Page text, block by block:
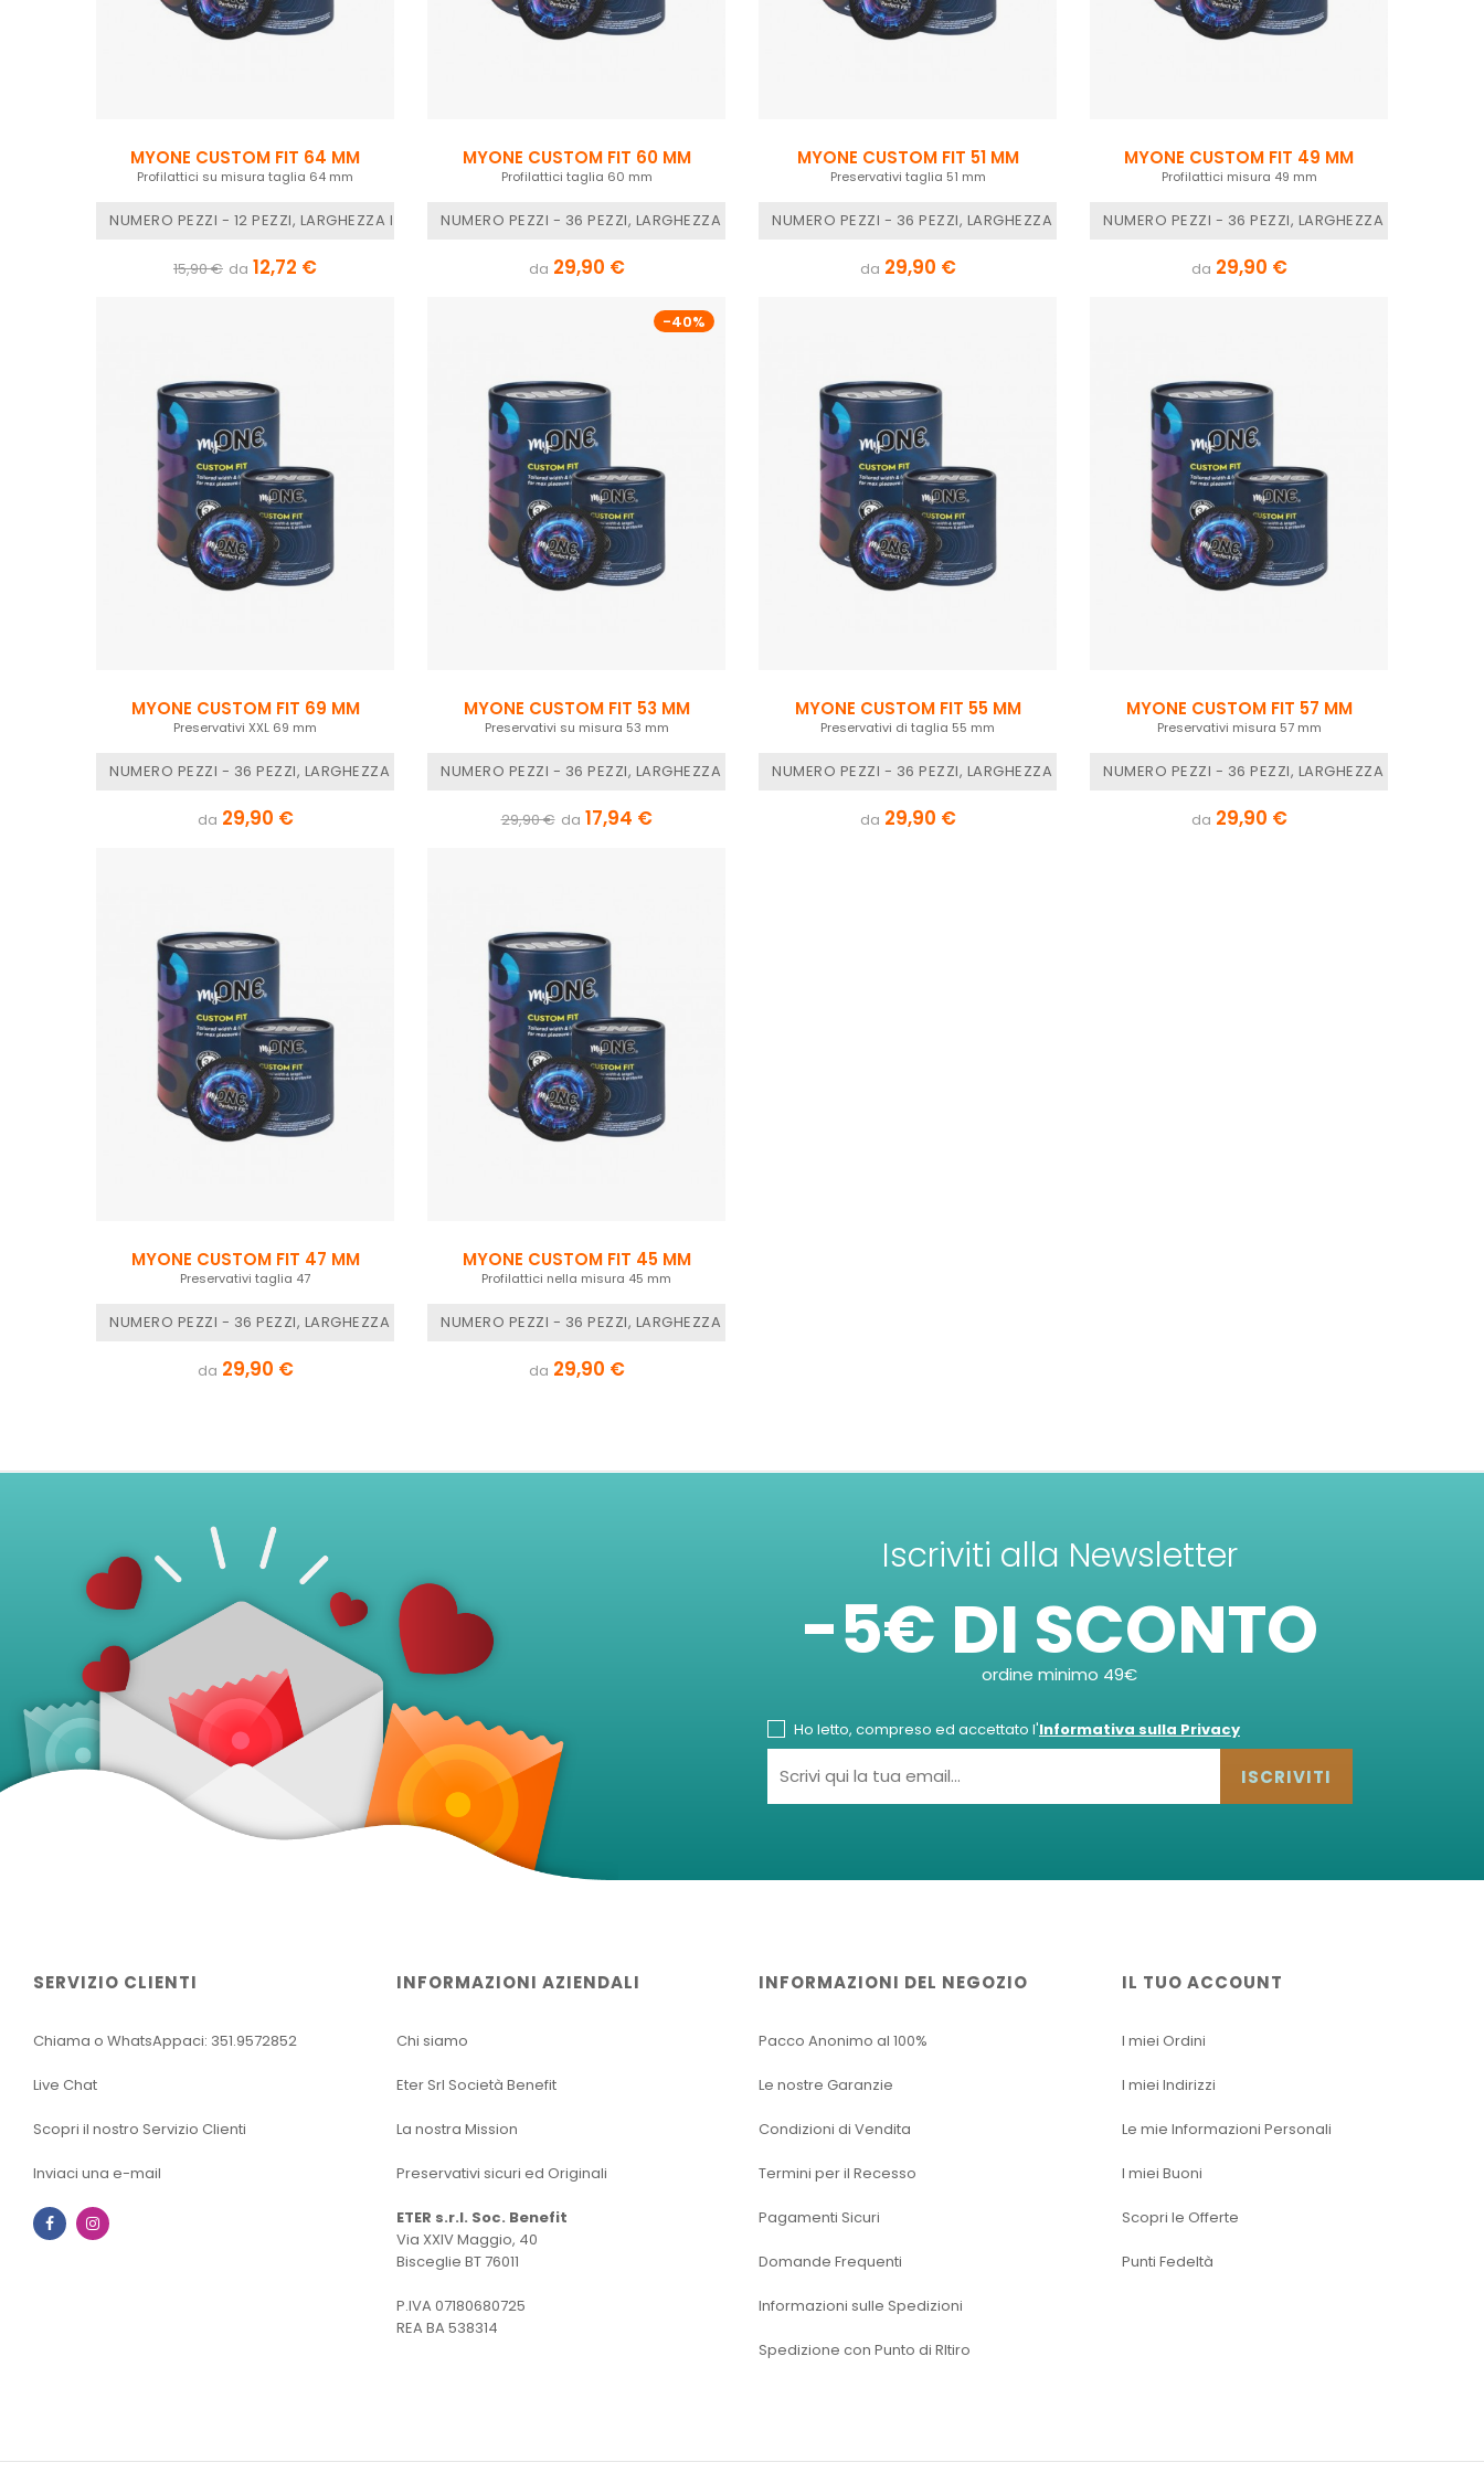
MYONE CUSTOM FIT 64 MM
Profilattici su misura taglia 64 mm
NUMERO PEZZI - 12 PEZZI, LARGHEZZA NOMINALE - 64 MM, MYONE MISURE - K LUNGHEZZA 207 MM
15,90 € da 12,72 €
MYONE CUSTOM FIT 60 MM
Profilattici taglia 60 mm
NUMERO PEZZI - 36 PEZZI, LARGHEZZA NOMINALE - 60 MM, MYONE MISURE - E LUNGHEZZA 144 MM
da 29,90 €
MYONE CUSTOM FIT 51 MM
Preservativi taglia 51 mm
NUMERO PEZZI - 36 PEZZI, LARGHEZZA NOMINALE - 51 MM, MYONE MISURE - H LUNGHEZZA 181 MM
da 29,90 €
MYONE CUSTOM FIT 49 MM
Profilattici misura 49 mm
NUMERO PEZZI - 36 PEZZI, LARGHEZZA NOMINALE
da 29,90 €
MYONE CUSTOM FIT 69 MM
Preservativi XXL 69 mm
NUMERO PEZZI - 36 PEZZI, LARGHEZZA NOMINALE - 69 MM, MYONE MISURE - M LUNGHEZZA 235 MM
da 29,90 €
-40%
MYONE CUSTOM FIT 53 MM
Preservativi su misura 53 mm
NUMERO PEZZI - 36 PEZZI, LARGHEZZA NOMINALE - 53 MM, MYONE MISURE - C LUNGHEZZA 120 MM
29,90 € da 17,94 €
MYONE CUSTOM FIT 55 MM
Preservativi di taglia 55 mm
NUMERO PEZZI - 36 PEZZI, LARGHEZZA NOMINALE - 55 MM, MYONE MISURE - J LUNGHEZZA 194
da 29,90 €
MYONE CUSTOM FIT 57 MM
Preservativi misura 57 mm
NUMERO PEZZI - 36 PEZZI, LARGHEZZA NOMINALE
da 29,90 €
MYONE CUSTOM FIT 47 MM
Preservativi taglia 47
NUMERO PEZZI - 36 PEZZI, LARGHEZZA NOMINALE - 47 MM, MYONE MISURE - E LUNGHEZZA 144 MM
da 29,90 €
MYONE CUSTOM FIT 45 MM
Profilattici nella misura 45 mm
NUMERO PEZZI - 36 PEZZI, LARGHEZZA NOMINALE - 45 MM, MYONE MISURE - E LUNGHEZZA 144 MM
da 29,90 €
Iscriviti alla Newsletter
-5€ DI SCONTO
ordine minimo 49€
Ho letto, compreso ed accettato l'Informativa sulla Privacy
ISCRIVITI
SERVIZIO CLIENTI
Chiama o WhatsAppaci: 351.9572852
Live Chat
Scopri il nostro Servizio Clienti
Inviaci una e-mail
Facebook
INFORMAZIONI AZIENDALI
Chi siamo
Eter Srl Società Benefit
La nostra Mission
Preservativi sicuri ed Originali
ETER s.r.l. Soc. Benefit
Via XXIV Maggio, 40
Bisceglie BT 76011
P.IVA 07180680725
REA BA 538314
INFORMAZIONI DEL NEGOZIO
Pacco Anonimo al 100%
Le nostre Garanzie
Condizioni di Vendita
Termini per il Recesso
Pagamenti Sicuri
Domande Frequenti
Informazioni sulle Spedizioni
Spedizione con Punto di RItiro
IL TUO ACCOUNT
I miei Ordini
I miei Indirizzi
Le mie Informazioni Personali
I miei Buoni
Scopri le Offerte
Punti Fedeltà